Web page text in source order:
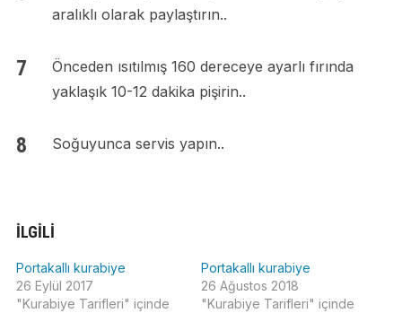
aralıklı olarak paylaştırın..
Önceden ısıtılmış 160 dereceye ayarlı fırında
yaklaşık 10-12 dakika pişirin..
Soğuyunca servis yapın..
İLGILI
Portakallı kurabiye
26 Eylül 2017
"Kurabiye Tarifleri" içinde
Portakallı kurabiye
26 Ağustos 2018
"Kurabiye Tarifleri" içinde